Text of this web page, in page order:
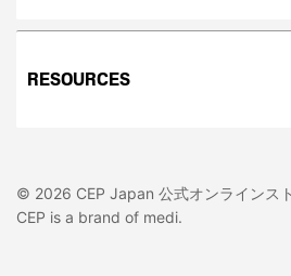
RESOURCES
© 2026 CEP Japan 公式オンラインス
CEP is a brand of medi.